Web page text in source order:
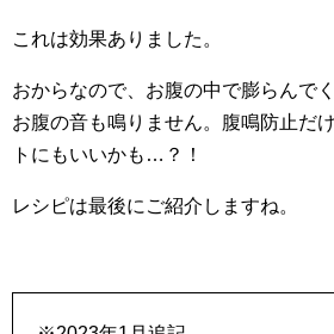
これは効果ありました。
おからなので、お腹の中で膨らんで
お腹の音も鳴りません。腹鳴防止だ
トにもいいかも…？！
レシピは最後にご紹介しますね。